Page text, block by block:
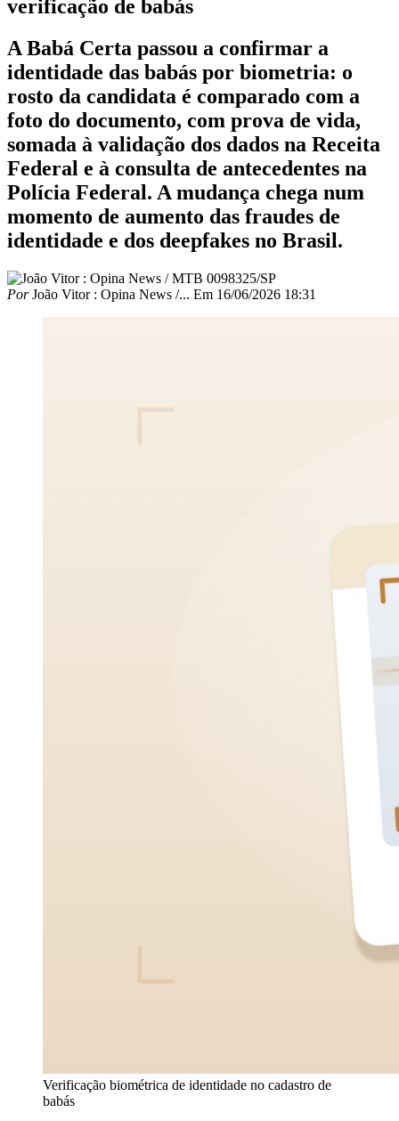
verificação de babás
A Babá Certa passou a confirmar a
identidade das babás por biometria: o
rosto da candidata é comparado com a
foto do documento, com prova de vida,
somada à validação dos dados na Receita
Federal e à consulta de antecedentes na
Polícia Federal. A mudança chega num
momento de aumento das fraudes de
identidade e dos deepfakes no Brasil.
PorJoão Vitor : Opina News /... Em 16/06/2026 18:31
Verificação biométrica de identidade no cadastro de
babás